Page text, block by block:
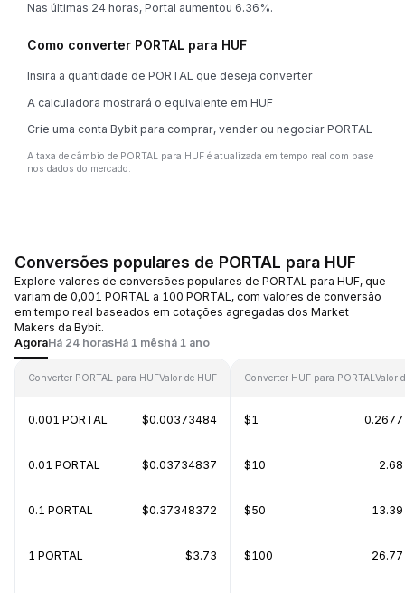
Nas últimas 24 horas, Portal aumentou 6.36%.
Como converter PORTAL para HUF
Insira a quantidade de PORTAL que deseja converter
A calculadora mostrará o equivalente em HUF
Crie uma conta Bybit para comprar, vender ou negociar PORTAL
A taxa de câmbio de PORTAL para HUF é atualizada em tempo real com base
nos dados do mercado.
Conversões populares de PORTAL para HUF
Explore valores de conversões populares de PORTAL para HUF, que
variam de 0,001 PORTAL a 100 PORTAL, com valores de conversão
em tempo real baseados em cotações agregadas dos Market
Makers da Bybit.
AgoraHá 24 horasHá 1 mêshá 1 ano
Converter PORTAL para HUFValor de HUF
0.001 PORTAL $0.00373484
0.01 PORTAL $0.03734837
0.1 PORTAL $0.37348372
1 PORTAL $3.73
Converter HUF para PORTALValor
$1 0.2677
$10 2.68
$50 13.39
$100 26.77